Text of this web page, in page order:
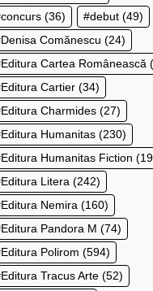
concurs (36) debut (49)
Denisa Comănescu (24)
Editura Cartea Românească
Editura Cartier (34)
Editura Charmides (27)
Editura Humanitas (230)
Editura Humanitas Fiction
Editura Litera (242)
Editura Nemira (160)
Editura Pandora M (74)
Editura Polirom (594)
Editura Tracus Arte (52)